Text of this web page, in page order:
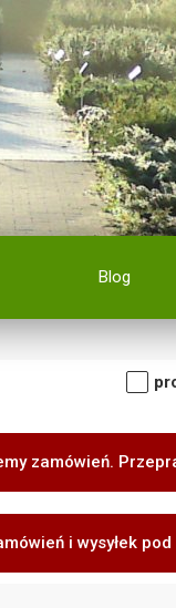
Blog
zamówień.
i wysyłek